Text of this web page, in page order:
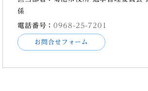
係
電話番号：0968-25-7201
お問合せフォーム